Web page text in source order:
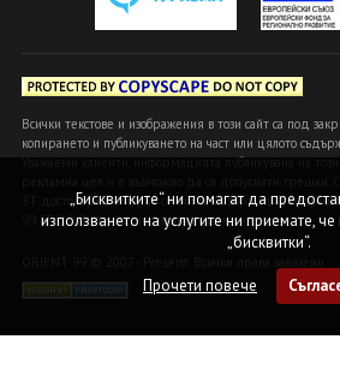
Всички текстове и изображения в този сайт са под
копирането и публикуването на част или цялото
Уважаеми клиенти, информацията публикувана на
ЗТ достоверна и вярна се счита информацията,
99 БГ ООД или на оторизираните ни агенти!
„Бисквитките“ ни помагат да
използването на услугите ни приемате,
„бисквитки“.
Прочети повече